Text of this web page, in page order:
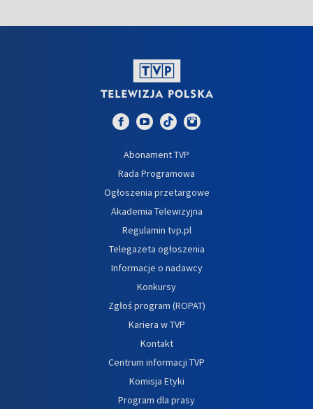
Abonament TVP
Rada Programowa
Ogłoszenia przetargowe
Akademia Telewizyjna
Regulamin tvp.pl
Telegazeta ogłoszenia
Informacje o nadawcy
Konkursy
Zgłoś program (ROPAT)
Kariera w TVP
Kontakt
Centrum informacji TVP
Komisja Etyki
Program dla prasy